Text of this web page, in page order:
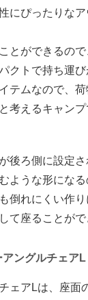
にぴったりな
とができるの
クトで持ち運
テムなので、
考えるキャン
後ろ側に設定
ような形にな
倒れにくい作
て座ることがで
ングルチェアL
ェアLは、座面